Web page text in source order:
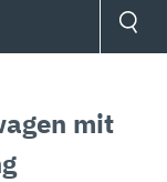
mit